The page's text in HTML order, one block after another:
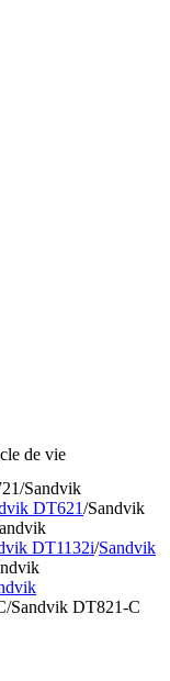
de vie
Sandvik
DT621/Sandvik
DT1132i/Sandvik
Sandvik DT821-C